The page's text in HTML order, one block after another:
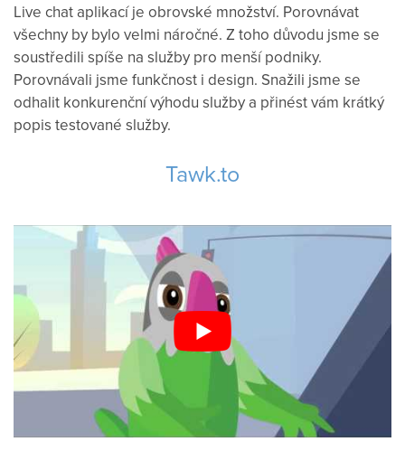
Live chat aplikací je obrovské množství. Porovnávat
všechny by bylo velmi náročné. Z toho důvodu jsme se
soustředili spíše na služby pro menší podniky.
Porovnávali jsme funkčnost i design. Snažili jsme se
odhalit konkurenční výhodu služby a přinéstvám krátký
popis testované služby.
Tawk.to